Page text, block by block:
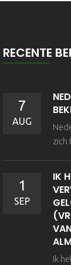
RECENTE
7
AUG
zich
1
SEP
IK
Ik